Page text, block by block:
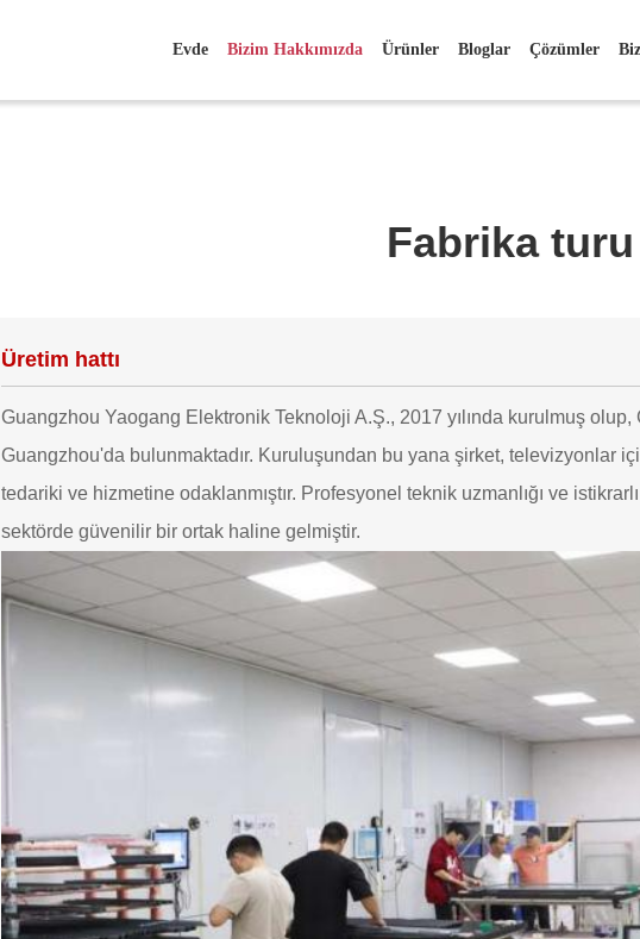
Evde Bizim Hakkımızda Ürünler Bloglar Çözümler
Fabrika turu
Üretim hattı
Guangzhou Yaogang Elektronik Teknoloji A.Ş., 2017 yılında kurulmuş
Guangzhou'da bulunmaktadır. Kuruluşundan bu yana şirket, televizyonlar
tedariki ve hizmetine odaklanmıştır. Profesyonel teknik uzmanlığı ve
sektörde güvenilir bir ortak haline gelmiştir.